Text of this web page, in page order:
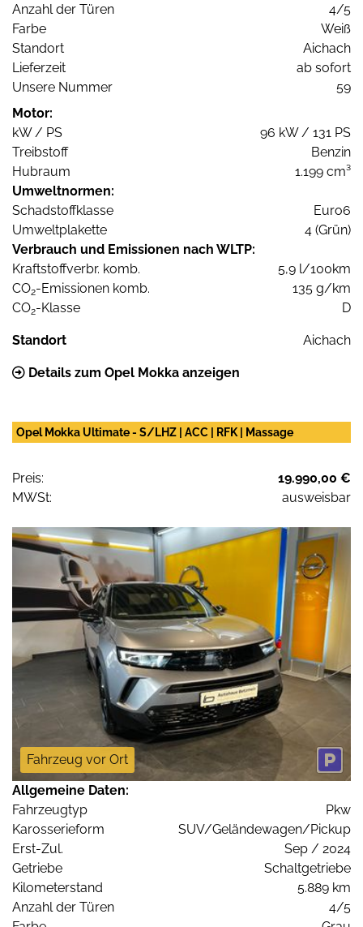
Anzahl der Türen
4/5
Farbe
Weiß
Standort
Aichach
Lieferzeit
ab sofort
Unsere Nummer
59
Motor:
kW / PS
96 kW / 131 PS
Treibstoff
Benzin
Hubraum
1.199 cm³
Umweltnormen:
Schadstoffklasse
Euro6
Umweltplakette
4 (Grün)
Verbrauch und Emissionen nach WLTP:
Kraftstoffverbr. komb.
5,9 l/100km
CO2-Emissionen komb.
135 g/km
CO2-Klasse D
Standort Aichach
Details zum Opel Mokka anzeigen
Opel Mokka Ultimate - S/LHZ | ACC | RFK | Massage
Preis:
19.990,00 €
MWSt:
ausweisbar
Fahrzeug vor Ort
Allgemeine Daten:
Fahrzeugtyp
Pkw
Karosserieform
SUV/Geländewagen/Pickup
Erst-Zul.
Sep / 2024
Getriebe
Schaltgetriebe
Kilometerstand
5.889 km
Anzahl der Türen
4/5